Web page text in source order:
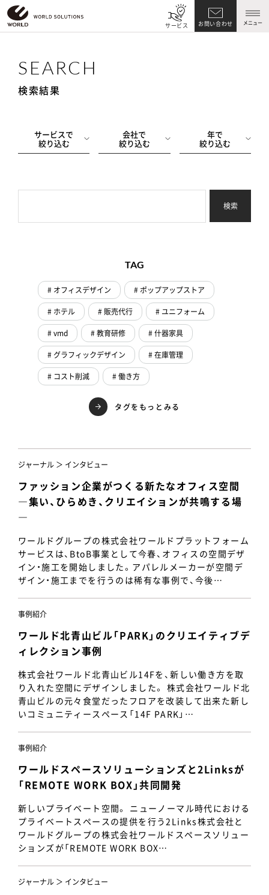
サービス お問い合わせ メニュー
SEARCH
検索結果
サービスで
絞り込む
会社で
絞り込む
年で
絞り込む
検索
TAG
# オフィスデザイン
# ポップアップストア
# ホテル
# 販売代行
# ユニフォーム
# vmd
# 教育研修
# 什器家具
# グラフィックデザイン
# 在庫管理
# コスト削減
# 働き方
タグをもっとみる
ジャーナル ＞ インタビュー
ファッション企業がつくる新たなオフィス空間
―集い、ひらめき、クリエイションが共鳴する場
―
ワールドグループの株式会社ワールドプラットフォーム
サービスは、BtoB事業として今春、オフィスの空間デザ
イン・施工を開始しました。アパレルメーカーが空間デ
ザイン・施工までを行うのは稀有な事例で、今後…
事例紹介
ワールド北青山ビル「PARK」のクリエイティブデ
ィレクション事例
株式会社ワールド北青山ビル14Fを、新しい働き方を取
り入れた空間にデザインしました。 株式会社ワールド北
青山ビルの元々食堂だったフロアを改装して出来た新し
いコミュニティースペース「14F PARK」…
事例紹介
ワールドスペースソリューションズと2Linksが
「REMOTE WORK BOX」共同開発
新しいプライベート空間。 ニューノーマル時代における
プライベートスペースの提供を行う2Links株式会社と
ワールドグループの株式会社ワールドスペースソリュー
ションズが「REMOTE WORK BOX…
ジャーナル ＞ インタビュー